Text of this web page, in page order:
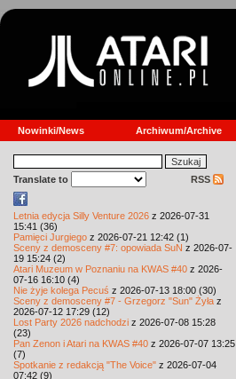
Nowinki/News Archiwum/Archive
Translate to RSS
Letnia edycja Silly Venture 2026 z 2026-07-31
15:41 (36)
Pamięci Jurgiego z 2026-07-21 12:42 (1)
Sceny z demosceny #7: opowiada SuN z 2026-07-
19 15:24 (2)
Atari Muzeum w Poznaniu na KWAS #40 z 2026-
07-16 16:10 (4)
Nie żyje kolega Pecuś z 2026-07-13 18:00 (30)
Sceny z demosceny #7 - Grzegorz "Sun" Żyła z
2026-07-12 17:29 (12)
Lost Party 2026 nadchodzi z 2026-07-08 15:28
(23)
Pan Zenon i Atari na KWAS #40 z 2026-07-07 13:25
(7)
Spotkanie z redakcją "The Voice" z 2026-07-04
07:42 (9)